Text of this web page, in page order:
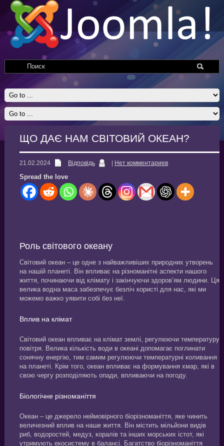
ЩО ДАЄ НАМ СВІТОВИЙ ОКЕАН?
21.02.2024 Відповідь Нет комментариев
Spread the love
Роль світового океану
Світовий океан – це одне з найважливіших природних утворень
на нашій планеті. Він впливає на різноманітні аспекти нашого
життя, починаючи від клімату і закінчуючи здоров’ям людини. Ця
велика водна маса забезпечує безліч користі для нас, які ми
можемо важко уявити собі без неї.
Вплив на клімат
Світовий океан впливає на клімат землі, регулюючи температуру
повітря. Велика кількість води в океані допомагає поглинати
сонячну енергію, тим самим регулюючи температурні коливання
на планеті. Крім того, океан впливає на формування хмар, які в
свою чергу розподіляють опади, впливаючи на погоду.
Біологічне різноманіття
Океан – це джерело неймовірного біорізноманіття, яке чинить
величезний вплив на наше життя. Він містить мільйони видів
риб, водоростей, медуз, коралів та інших морських істот, які
утримують екосистему в балансі. Багатство біорізноманіття